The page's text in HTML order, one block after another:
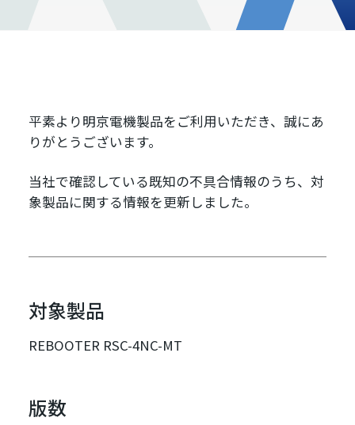
平素より明京電機製品をご利用いただき、誠にあ
りがとうございます。
当社で確認している既知の不具合情報のうち、対
象製品に関する情報を更新しました。
対象製品
REBOOTER RSC-4NC-MT
版数